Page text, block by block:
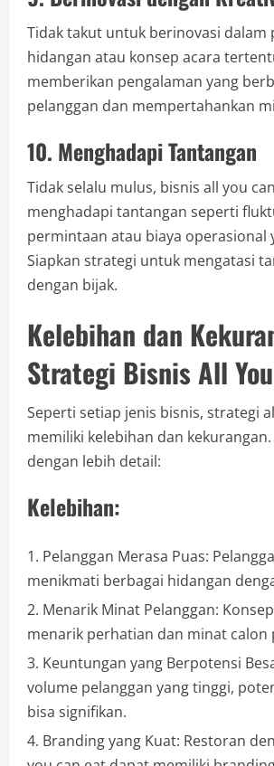
Tidak takut untuk berinovasi dalam
hidangan atau konsep acara
memberikan pengalaman yang
pelanggan dan mempertahankan
10. Menghadapi Tantangan
Tidak selalu mulus, bisnis all you
menghadapi tantangan seperti
permintaan atau biaya operasional
Siapkan strategi untuk mengatasi
dengan bijak.
Kelebihan dan
Strategi Bisnis All
Seperti setiap jenis bisnis, strategi
memiliki kelebihan dan
dengan lebih detail:
Kelebihan:
Pelanggan Merasa Puas:
menikmati berbagai hidangan
Menarik Minat Pelanggan:
menarik perhatian dan minat calon
Keuntungan yang Berpotensi
volume pelanggan yang tinggi,
bisa signifikan.
Branding yang Kuat: Restoran